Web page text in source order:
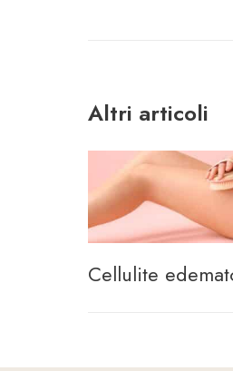
Altri articoli
Cellulite